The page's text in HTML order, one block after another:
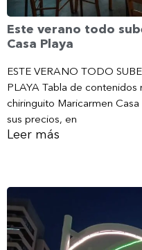
Este verano todo
Casa Playa
ESTE VERANO TODO
PLAYA Tabla de contenidos
chiringuito Maricarmen
sus precios, en
Leer más